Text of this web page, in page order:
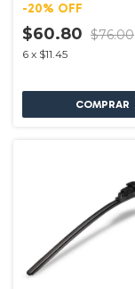
-20% OFF
$60.80 $76.00
6 x $11.45